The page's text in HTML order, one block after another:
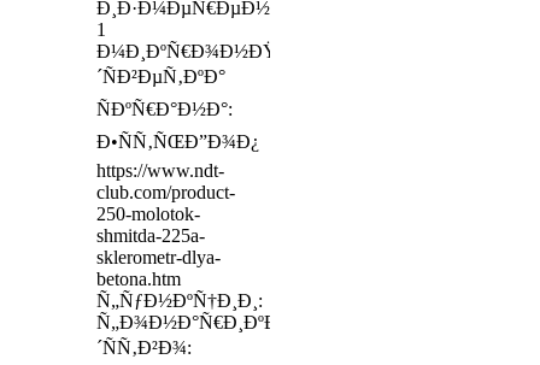
Ð¸Ð·Ð¼ÐµÑ€ÐµÐ½Ð¸Ð¹:
1
Ð¼Ð¸ÐºÑ€Ð¾Ð½ÐŸÐ¾Ð
´ÑÐ²ÐµÑ‚ÐºÐ°
ÑÐºÑ€Ð°Ð½Ð°:
Ð•ÑÑ‚ÑŒÐ”Ð¾Ð¿
https://www.ndt-
club.com/product-
250-molotok-
shmitda-225a-
sklerometr-dlya-
betona.htm
Ñ„ÑƒÐ½ÐºÑ†Ð¸Ð¸:
Ñ„Ð¾Ð½Ð°Ñ€Ð¸ÐºÐŸÑ€Ð¾Ð¸Ð·Ð²Ð¾Ð
´ÑÑ‚Ð²Ð¾: